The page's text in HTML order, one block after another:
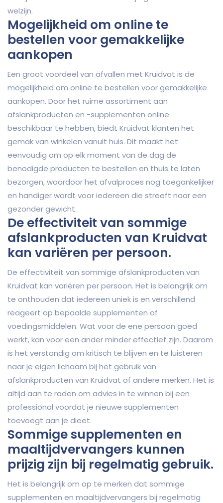
welzijn.
Mogelijkheid om online te
bestellen voor gemakkelijke
aankopen
Een groot voordeel van afvallen met Kruidvat is de
mogelijkheid om online te bestellen voor gemakkelijke
aankopen. Door het ruime assortiment aan
afslankproducten en -supplementen online
beschikbaar te hebben, biedt Kruidvat klanten het
gemak van winkelen vanuit huis. Dit maakt het
eenvoudig om op elk moment van de dag de
benodigde producten te bestellen en thuis te laten
bezorgen, waardoor het afvalproces nog toegankelijker
en handiger wordt voor iedereen die streeft naar een
gezonder gewicht.
De effectiviteit van sommige
afslankproducten van Kruidvat
kan variëren per persoon.
De effectiviteit van sommige afslankproducten van
Kruidvat kan variëren per persoon. Het is belangrijk om
te onthouden dat iedereen uniek is en verschillend
reageert op bepaalde supplementen of
voedingsmiddelen. Wat voor de ene persoon goed
werkt, kan voor een ander minder effectief zijn. Daarom
is het verstandig om kritisch te blijven en te luisteren
naar je eigen lichaam bij het gebruik van
afslankproducten van Kruidvat of andere merken. Het is
altijd aan te raden om advies in te winnen bij een
professional voordat je nieuwe supplementen
toevoegt aan je dieet.
Sommige supplementen en
maaltijdvervangers kunnen
prijzig zijn bij regelmatig gebruik.
Het is belangrijk om op te merken dat sommige
supplementen en maaltijdvervangers bij regelmatig